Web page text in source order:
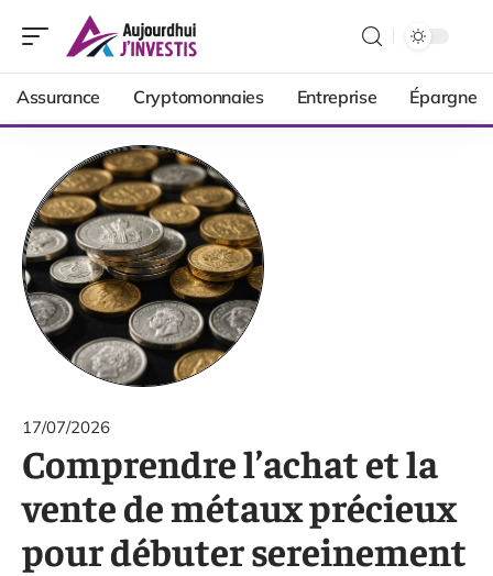
Assurance Cryptomonnaies Entreprise Épargne
17/07/2026
Comprendre l’achat et la
vente de métaux précieux
pour débuter sereinement